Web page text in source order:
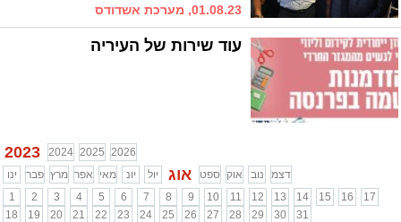
01.08.23, מערכת אשדודס
עוד שירות של העיריה
2023 2024 2025 2026
ינו
פבר מרץ אפר מאי יונ יול אוג ספט אוק נוב
דצמ
1
2 3 4 5 6 7 8 9 10 11 12 13 14 15 16
17
18
19 20 21 22 23 24 25 26 27 28 29 30 31